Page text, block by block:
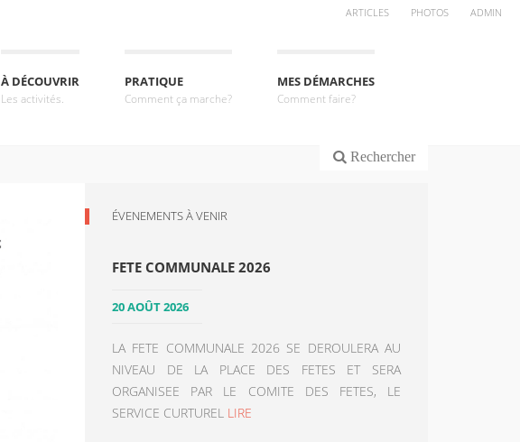
ARTICLES PHOTOS ADMIN
À DÉCOUVRIR
Les activités.
PRATIQUE
Comment ça marche?
MES DÉMARCHES
Comment faire?
Rechercher
ÉVENEMENTS À VENIR
FETE COMMUNALE 2026
20 AOÛT 2026
LA FETE COMMUNALE 2026 SE DEROULERA AU
NIVEAU DE LA PLACE DES FETES ET SERA
ORGANISEE PAR LE COMITE DES FETES, LE
SERVICE CURTUREL LIRE